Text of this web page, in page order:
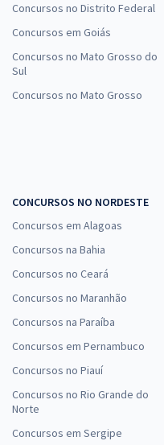
Prefeitura de Cerro Grande
Prefeitura de Cerro Grande do
Prefeitura de Cerro Grande
Concursos no Distrito Federal
Concursos em Goiás
Concursos no Mato Grosso do
Sul
Concursos no Mato Grosso
CONCURSOS NO NORDESTE
Concursos em Alagoas
Concursos na Bahia
Concursos no Ceará
Concursos no Maranhão
Concursos na Paraíba
Concursos em Pernambuco
Concursos no Piauí
Concursos no Rio Grande do
Norte
Concursos em Sergipe